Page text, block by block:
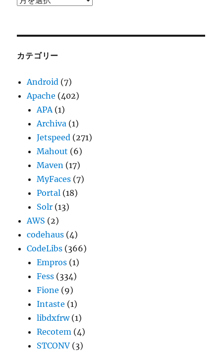
ブ
カテゴリー
Android (7)
Apache (402)
APA(1)
Archiva (1)
Jetspeed (271)
Mahout (6)
Maven (17)
MyFaces (7)
Portal (18)
Solr (13)
AWS (2)
codehaus (4)
CodeLibs (366)
Empros (1)
Fess (334)
Fione (9)
Intaste (1)
libdxfrw(1)
Recotem (4)
STCONV (3)